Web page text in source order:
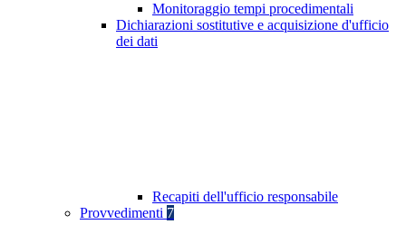
Monitoraggio tempi procedimentali
Dichiarazioni sostitutive e acquisizione d'ufficio
dei dati
Recapiti dell'ufficio responsabile
Provvedimenti 7